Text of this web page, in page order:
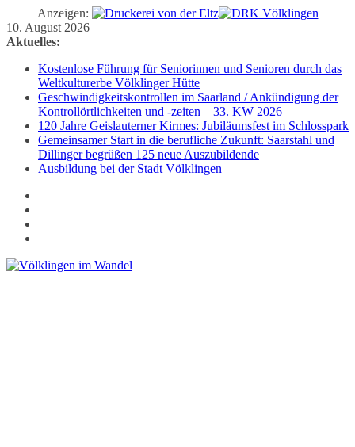
Anzeigen:
Zum
Inhalt
10. August 2026
Aktuelles:
Kostenlose Führung für Seniorinnen und Senioren durch das
Weltkulturerbe Völklinger Hütte
Geschwindigkeitskontrollen im Saarland / Ankündigung der
Kontrollörtlichkeiten und -zeiten – 33. KW 2026
120 Jahre Geislauterner Kirmes: Jubiläumsfest im Schlosspark
Gemeinsamer Start in die berufliche Zukunft: Saarstahl und
Dillinger begrüßen 125 neue Auszubildende
Ausbildung bei der Stadt Völklingen